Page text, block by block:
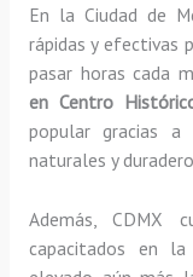
En la Ciudad de
rápidas y efectivas
pasar horas cada
en Centro
popular gracias a
naturales y
Además, CDMX
capacitados en